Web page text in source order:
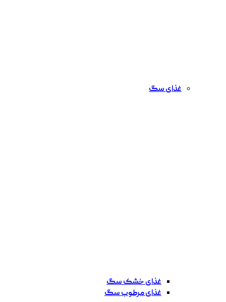
غذای سگ
غذای خشک سگ
غذای مرطوب سگ